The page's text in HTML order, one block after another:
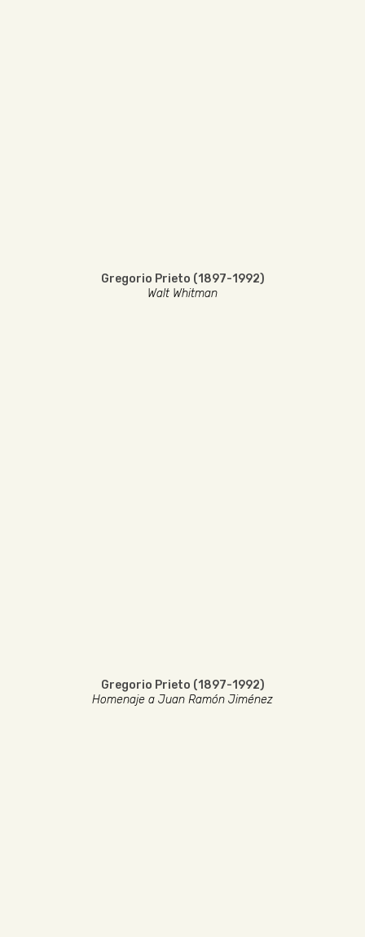
Gregorio Prieto (1897-1992)
Walt Whitman
Gregorio Prieto (1897-1992)
Homenaje a Juan Ramón Jiménez